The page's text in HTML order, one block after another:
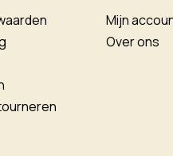
Mijn
Over ons